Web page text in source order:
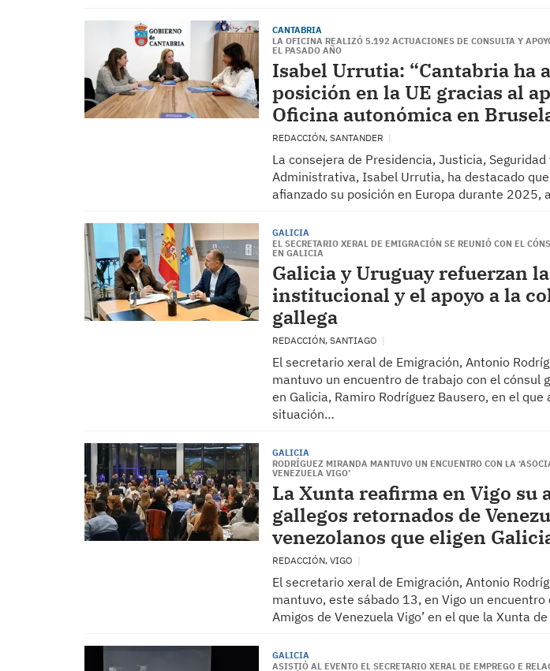
CANTABRIA
LA OFICINA REALIZÓ 5.192 ACTUACIONES DE CONSULTA Y
EL PASADO AÑO
Isabel Urrutia: “Cantabria ha
posición en la UE gracias al
Oficina autonómica en
REDACCIÓN, SANTANDER
La consejera de Presidencia, Justicia,
Administrativa, Isabel Urrutia, ha destacado
afianzado su posición en Europa durante 2025,
GALICIA
EL SECRETARIO XERAL DE EMIGRACIÓN SE REUNIÓ CON EL
EN GALICIA
Galicia y Uruguay refuerzan
institucional y el apoyo a la
gallega
REDACCIÓN, SANTIAGO
El secretario xeral de Emigración, Antonio
mantuvo un encuentro de trabajo con el cónsul
en Galicia, Ramiro Rodríguez Bausero, en el que
situación…
GALICIA
RODRÍGUEZ MIRANDA MANTUVO UN ENCUENTRO CON LA
VENEZUELA VIGO’
La Xunta reafirma en Vigo su
gallegos retornados de
venezolanos que eligen
REDACCIÓN, VIGO
El secretario xeral de Emigración, Antonio
mantuvo, este sábado 13, en Vigo un encuentro
Amigos de Venezuela Vigo’ en el que la Xunta
GALICIA
ASISTIÓ AL EVENTO EL SECRETARIO XERAL DE EMPREGO E